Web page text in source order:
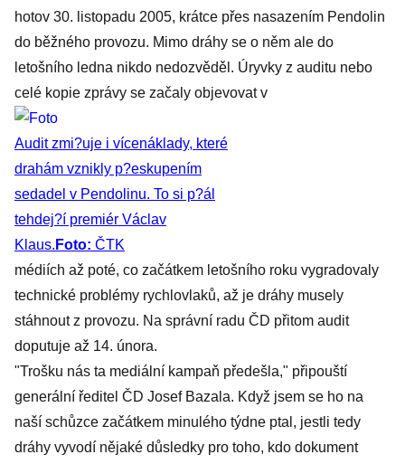
hotov 30. listopadu 2005, krátce přes nasazením Pendolin
do běžného provozu. Mimo dráhy se o něm ale do
letošního ledna nikdo nedozvěděl. Úryvky z auditu nebo
celé kopie zprávy se začaly objevovat v
Audit zmi?uje i vícenáklady, které
drahám vznikly p?eskupením
sedadel v Pendolinu. To si p?ál
tehdej?í premiér Václav
Klaus. Foto: ČTK
médiích až poté, co začátkem letošního roku vygradovaly
technické problémy rychlovlaků, až je dráhy musely
stáhnout z provozu. Na správní radu ČD přitom audit
doputuje až 14. února.
"Trošku nás ta mediální kampaň předešla," připouští
generální ředitel ČD Josef Bazala. Když jsem se ho na
naší schůzce začátkem minulého týdne ptal, jestli tedy
dráhy vyvodí nějaké důsledky pro toho, kdo dokument